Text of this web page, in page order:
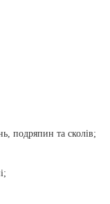
подряпин та сколів;